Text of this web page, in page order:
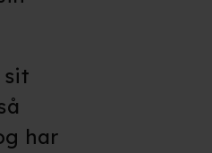
sit
har